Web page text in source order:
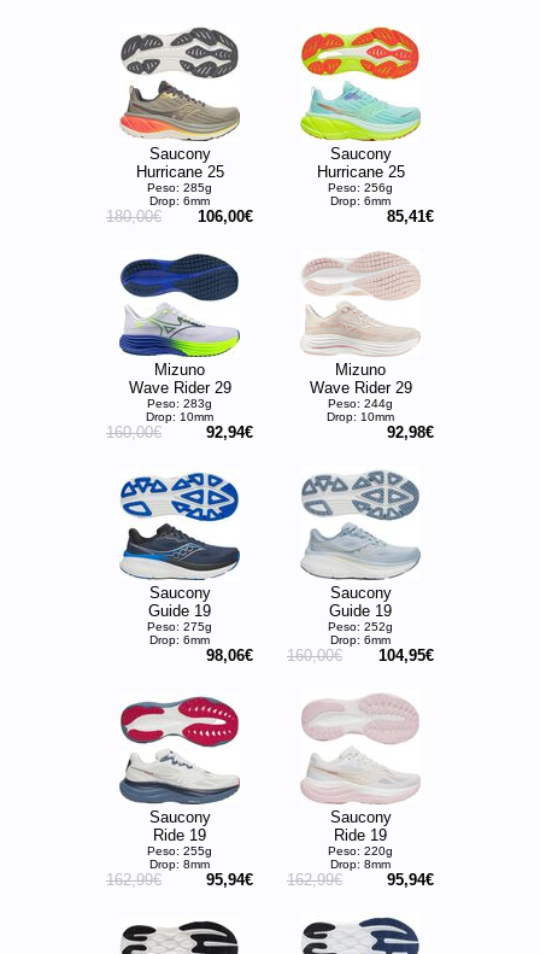
Saucony
Hurricane 25
Peso: 285g
Drop: 6mm
180,00€ 106,00€
Saucony
Hurricane 25
Peso: 256g
Drop: 6mm
85,41€
Mizuno
Wave Rider 29
Peso: 283g
Drop: 10mm
160,00€ 92,94€
Mizuno
Wave Rider 29
Peso: 244g
Drop: 10mm
92,98€
Saucony
Guide 19
Peso: 275g
Drop: 6mm
98,06€
Saucony
Guide 19
Peso: 252g
Drop: 6mm
160,00€ 104,95€
Saucony
Ride 19
Peso: 255g
Drop: 8mm
162,99€ 95,94€
Saucony
Ride 19
Peso: 220g
Drop: 8mm
162,99€ 95,94€